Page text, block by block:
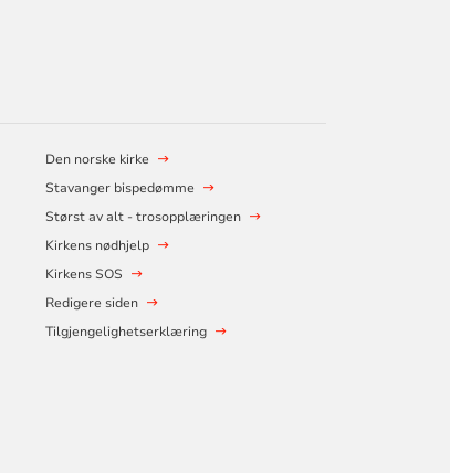
Den norske kirke
Stavanger bispedømme
Størst av alt - trosopplæringen
Kirkens nødhjelp
Kirkens SOS
Redigere siden
Tilgjengelighetserklæring